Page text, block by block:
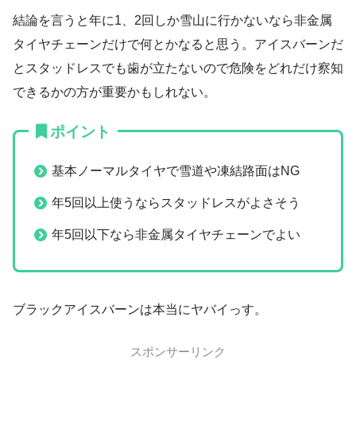
結論を言うと年に1、2回しか雪山に行かないなら非金属
タイヤチェーンだけで何とかなると思う。アイスバーンだ
とスタッドレスでも歯が立たないので危険をどれだけ察知
できるかの方が重要かもしれない。
ポイント
基本ノーマルタイヤで雪道や凍結路面はNG
年5回以上使うならスタッドレスがよさそう
年5回以下なら非金属タイヤチェーンでよい
ブラックアイスバーンは本当にヤバイっす。
スポンサーリンク